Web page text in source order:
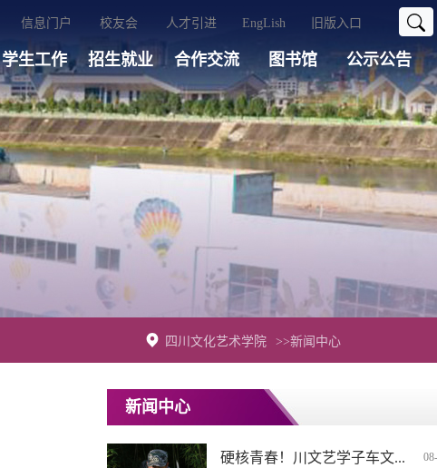
四川文化艺术学院 >>新闻中心
新闻中心
硬核青春！川文艺学子车文...
学生工作 招生就业 合作交流 图书馆 公示公告
信息门户 校友会 人才引进 EngLish 旧版入口